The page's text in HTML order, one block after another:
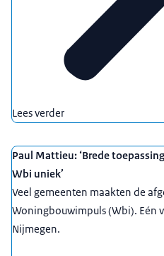
Lees verder
Paul Mattieu: ‘Brede
Wbi uniek’
Veel gemeenten maakten de
Woningbouwimpuls (Wbi). Eén
Nijmegen.